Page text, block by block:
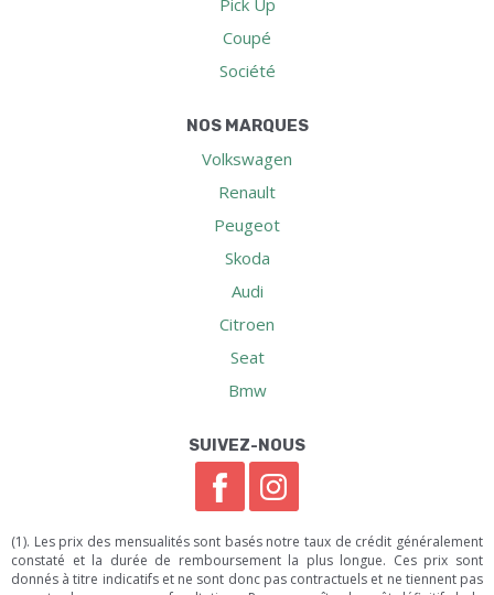
Pick Up
Coupé
Société
NOS MARQUES
Volkswagen
Renault
Peugeot
Skoda
Audi
Citroen
Seat
Bmw
SUIVEZ-NOUS
(1). Les prix des mensualités sont basés notre taux de crédit généralement
constaté et la durée de remboursement la plus longue. Ces prix sont
donnés à titre indicatifs et ne sont donc pas contractuels et ne tiennent pas